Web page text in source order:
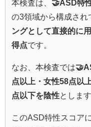
本検査は、 🤝ASD特
の3領域から構成され
ングとして直接的に
得点です。
なお、本検査では
点以上・女性58点以
点以下を陰性とします
このASD特性スコア